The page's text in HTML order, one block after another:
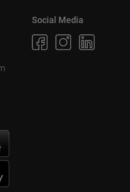
că ești de acord să
prin cookie-uri.
cookie-uri
selectate
Social Media